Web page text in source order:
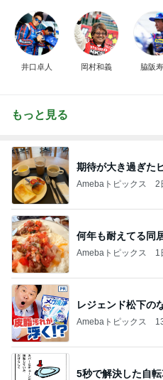
井口卓人 岡村和義 脇阪
もっと見る
期待が大き過ぎた
Amebaトピックス 2
何年も耐えてる同
Amebaトピックス 1
レジェンド松下の
Amebaトピックス
5秒で解決した自